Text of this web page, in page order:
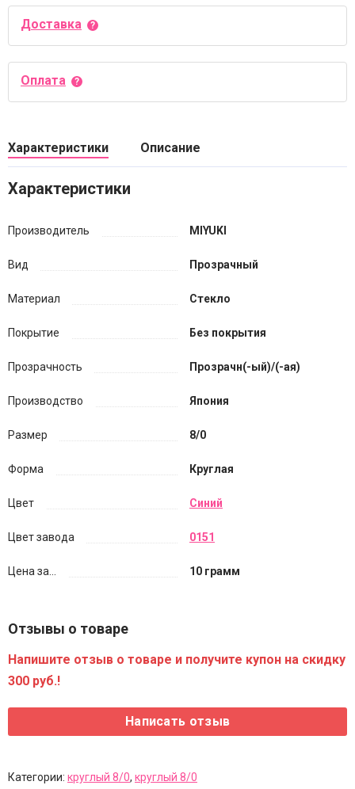
Доставка
Оплата
Характеристики Описание
Характеристики
Производитель MIYUKI
Вид Прозрачный
Материал Стекло
Покрытие Без покрытия
Прозрачность Прозрачн(-ый)/(-ая)
Производство Япония
Размер 8/0
Форма Круглая
Цвет Синий
Цвет завода 0151
Цена за... 10 грамм
Отзывы о товаре
Напишите отзыв о товаре и получите купон на скидку
300 руб.!
Категории: круглый 8/0, круглый 8/0